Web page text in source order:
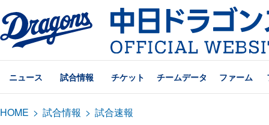
ニュース 試合情報 チケット チームデータ ファーム
HOME > 試合情報 > 試合速報